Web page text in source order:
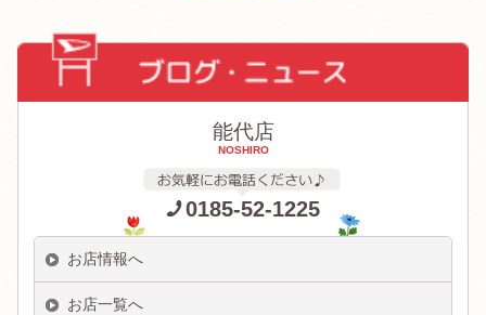
能代店
NOSHIRO
0185-52-1225
お店情報へ
お店一覧へ